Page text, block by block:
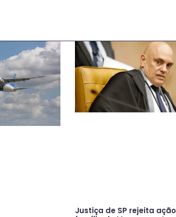
Justiça de SP rejeita